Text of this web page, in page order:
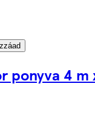
ponyva 4 m